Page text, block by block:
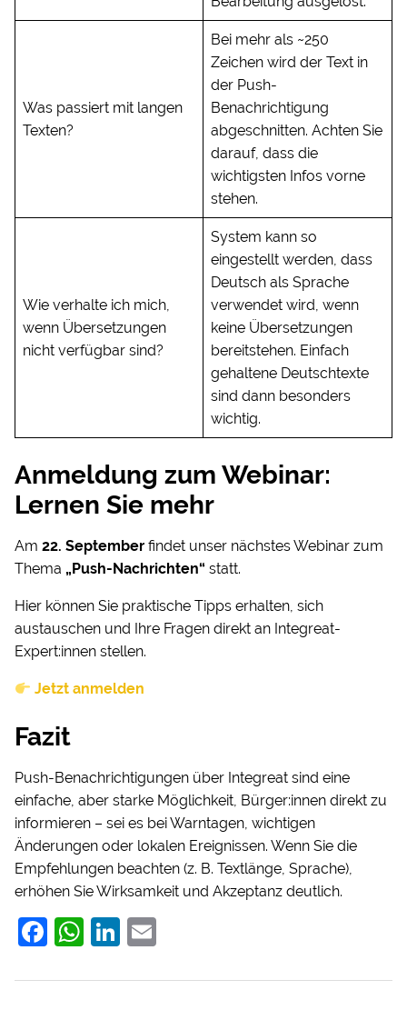
Was passiert mit langen
Texten?
Bei mehr als ~250
Zeichen wird der Text in
der Push-
Benachrichtigung
abgeschnitten. Achten Sie
darauf, dass die
wichtigsten Infos vorne
stehen.
Wie verhalte ich mich,
wenn Übersetzungen
nicht verfügbar sind?
System kann so
eingestellt werden, dass
Deutsch als Sprache
verwendet wird, wenn
keine Übersetzungen
bereitstehen. Einfach
gehaltene Deutschtexte
sind dann besonders
wichtig.
Anmeldung zum Webinar:
Lernen Sie mehr
Am 22. September findet unser nächstes Webinar zum
Thema „Push-Nachrichten“ statt.
Hier können Sie praktische Tipps erhalten, sich
austauschen und Ihre Fragen direkt an Integreat-
Expert:innen stellen.
Jetzt anmelden
Fazit
Push-Benachrichtigungen über Integreat sind eine
einfache, aber starke Möglichkeit, Bürger:innen direkt zu
informieren – sei es bei Warntagen, wichtigen
Änderungen oder lokalen Ereignissen. Wenn Sie die
Empfehlungen beachten (z. B. Textlänge, Sprache),
erhöhen Sie Wirksamkeit und Akzeptanz deutlich.
F
c
W
at
Li
k
ai